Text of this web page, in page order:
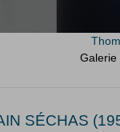
Galerie
SÉCHAS